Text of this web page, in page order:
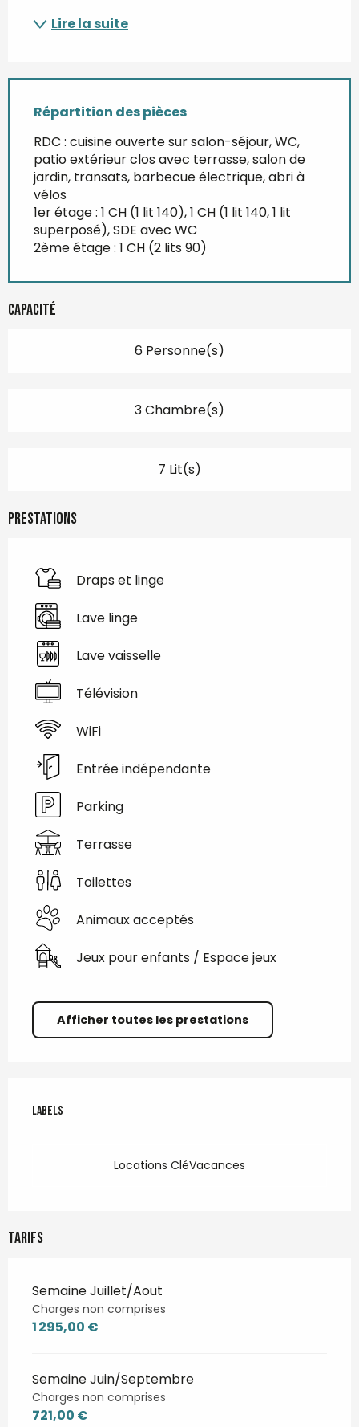
Lire la suite
Répartition des pièces
RDC : cuisine ouverte sur salon-séjour, WC,
patio extérieur clos avec terrasse, salon de
jardin, transats, barbecue électrique, abri à
vélos
1er étage : 1 CH (1 lit 140), 1 CH (1 lit 140, 1 lit
superposé), SDE avec WC
2ème étage : 1 CH (2 lits 90)
Capacité
6 Personne(s)
3 Chambre(s)
7 Lit(s)
Prestations
Draps et linge
Lave linge
Lave vaisselle
Télévision
WiFi
Entrée indépendante
Parking
Terrasse
Toilettes
Animaux acceptés
Jeux pour enfants / Espace jeux
Afficher toutes les prestations
Labels
Labels
Locations CléVacances
Tarifs
Semaine Juillet/Aout
Charges non comprises
1 295,00 €
Semaine Juin/Septembre
Charges non comprises
721,00 €